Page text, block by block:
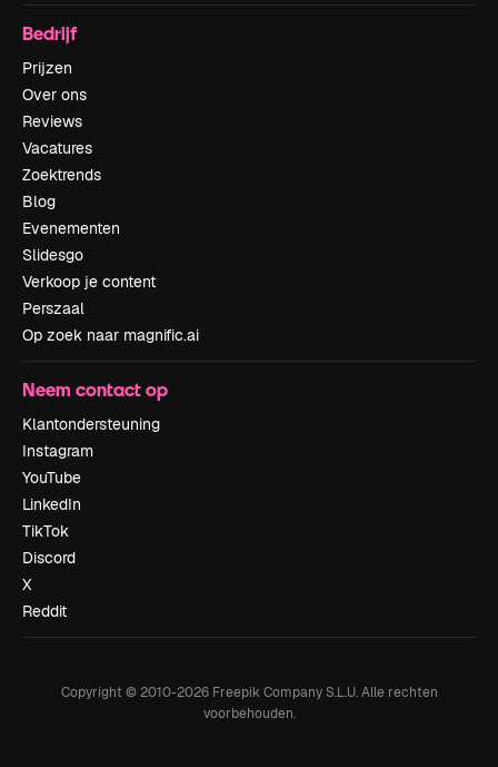
Bedrijf
Prijzen
Over ons
Reviews
Vacatures
Zoektrends
Blog
Evenementen
Slidesgo
Verkoop je content
Perszaal
Op zoek naar magnific.ai
Neem contact op
Klantondersteuning
Instagram
YouTube
LinkedIn
TikTok
Discord
X
Reddit
Copyright © 2010-2026Freepik Company S.L.U. Alle rechten
voorbehouden.